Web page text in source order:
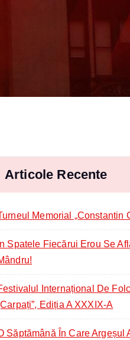
Articole Recente
Memorial „Constantin
În Spatele Fiecărui Erou Se
Internațional De
Ediția A XXXIX-A
Săptămână În Care Argeșul